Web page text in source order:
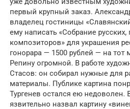
первый крупный заказ.
владелец гостиницы
ему написать «Собрание
композиторов» для украшения
гонорара — 1500 рублей — на тот
Репину огромной. В работе
Стасов: он собирал нужные для
материалы. Публике картина
Тургенев остался ею недоволен.
язвительно назвал картину